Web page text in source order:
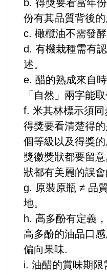
財務金融/稅制改革
選舉/民調
觀光旅遊
生物科技
出版（影音/圖書/雜誌）
發明/專利
文化資產/文物保護
旅館/民宿
b. 得獎要看當年
份有其品質背後的
c. 橄欖油不需發酵
d. 有機栽種需有
述。
e. 醋的熟成來自
「自然」兩字能取
f. 米其林標示須同
得獎要看清楚得
個等級以及得獎
獎徽獎狀都要留
狀都有美麗的誤
g. 原裝原瓶 ≠ 品
地。
h. 高多酚有定義
高多酚的油品口
偏向果味.
i. 油醋的賞味期限